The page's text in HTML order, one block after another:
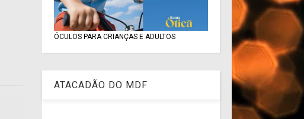
ÓCULOS PARA CRIANÇAS E ADULTOS
ATACADÃO DO MDF